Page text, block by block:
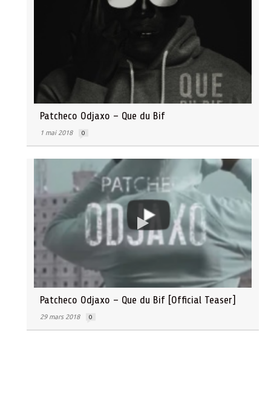
Patcheco Odjaxo – Que du Bif
1 mai 2018 0
Patcheco Odjaxo – Que du Bif [Official Teaser]
29 mars 2018 0